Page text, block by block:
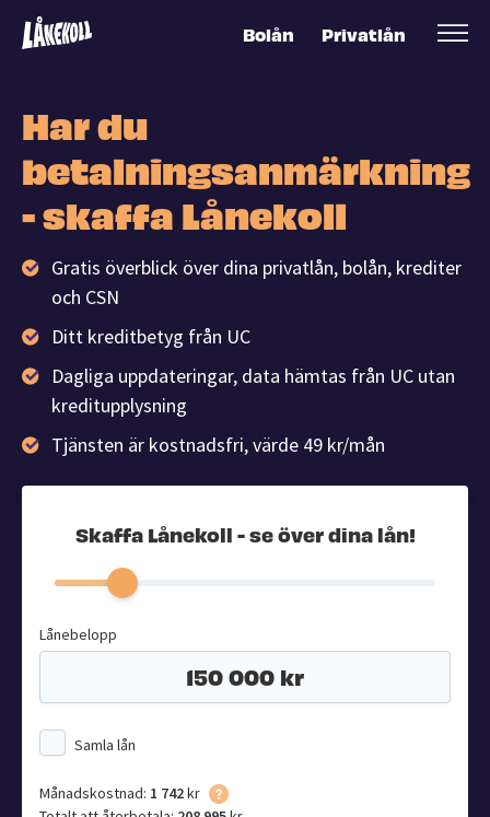
Bolån Privatlån
Har du
betalningsanmärkning
- skaffa Lånekoll
Gratis överblick över dina privatlån, bolån, krediter
och CSN
Ditt kreditbetyg från UC
Dagliga uppdateringar, data hämtas från UC utan
kreditupplysning
Tjänsten är kostnadsfri, värde 49 kr/mån
Skaffa Lånekoll - se över dina lån!
Lånebelopp
Samla lån
Månadskostnad: 1 742kr